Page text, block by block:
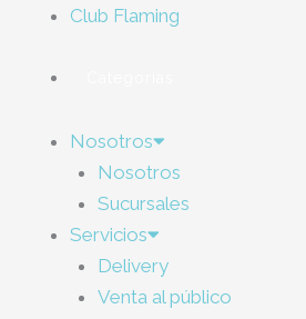
Club Flaming
Nosotros
Nosotros
Sucursales
Servicios
Delivery
Venta al público